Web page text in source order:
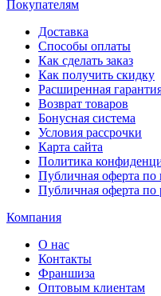
Покупателям
Доставка
Способы оплаты
Как сделать заказ
Как получить скидку
Расширенная
Возврат товаров
Бонусная система
Условия рассрочки
Карта сайта
Политика
Публичная оферта по
Публичная оферта по
Компания
О нас
Контакты
Франшиза
Оптовым клиентам